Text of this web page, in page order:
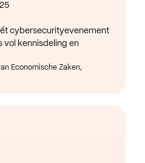
cybersecurityevenement
vol kennisdeling en
Economische Zaken,